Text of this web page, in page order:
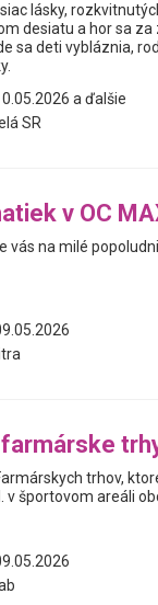
lásky,
desiatu a hor sa
sa deti vybláznia,
a ďalšie
SR
v OC
vás na milé
trhov,
v športovom areáli